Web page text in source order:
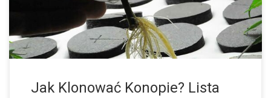
Jak Klonować Konopie? Lista